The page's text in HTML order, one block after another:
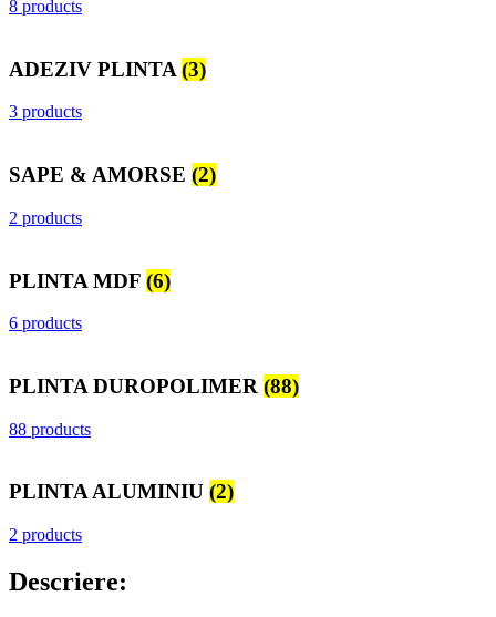
8 products
ADEZIV PLINTA (3)
3 products
SAPE & AMORSE (2)
2 products
PLINTA MDF (6)
6 products
PLINTA DUROPOLIMER (88)
88 products
PLINTA ALUMINIU (2)
2 products
Descriere: